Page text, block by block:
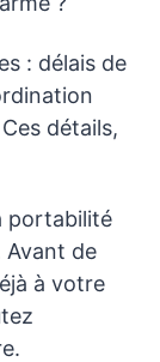
: délais de
détails,
portabilité
Avant de
à votre